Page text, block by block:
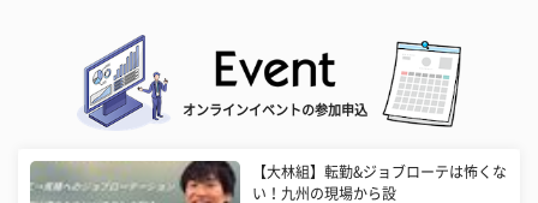
オンラインイベントの参加申込
【大林組】転勤&ジョブローテは怖くな
い！九州の現場から設